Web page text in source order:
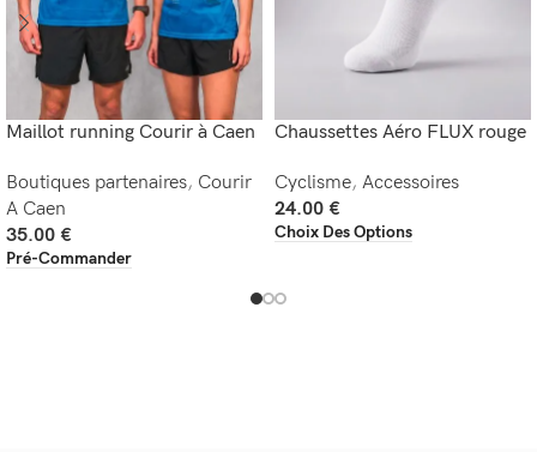
Maillot running Courir à Caen
Boutiques partenaires, Courir
A Caen
35.00 €
Pré-Commander
Chaussettes Aéro FLUX rouge
Cyclisme, Accessoires
24.00 €
Choix Des Options